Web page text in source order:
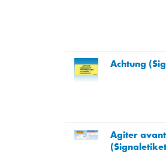
Achtung
Agiter